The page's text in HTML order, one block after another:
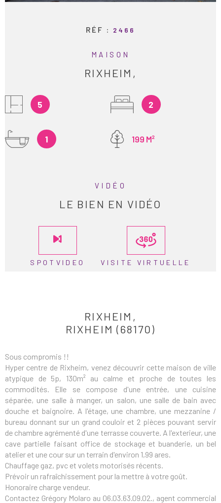
RÉF : 2466
MAISON
RIXHEIM,
5 2
1 199 M²
VIDÉO
LE BIEN EN VIDÉO
SPOTVIDEO VISITE VIRTUELLE
RIXHEIM,
RIXHEIM (68170)
Sous compromis !!
Hyper centre de Rixheim, venez découvrir cette maison de ville
atypique de 5p, 130m² au calme et proche de toutes les
commodités. Elle se compose d'une entrée, une cuisine
séparée, une salle à manger, un salon, une salle de bain avec
douche et baignoire. A l'étage, une chambre, une mezzanine /
bureau donnant sur un grand couloir et 2 pièces pouvant servir
de chambre agrémenté d'une terrasse couverte. A l'exterieur, une
cave partielle faisant office de stockage et buanderie, un bel
atelier et une cour sur un terrain d'environ 1,99 ares.
Chauffage gaz, pvc et volets motorisés récents.
Prévoir un rafraîchissement pour la mettre à votre goût.
Honoraire charge vendeur.
Contactez Grégory Molaro au 06.03.63.09.02., agent commercial
RECHERCHER